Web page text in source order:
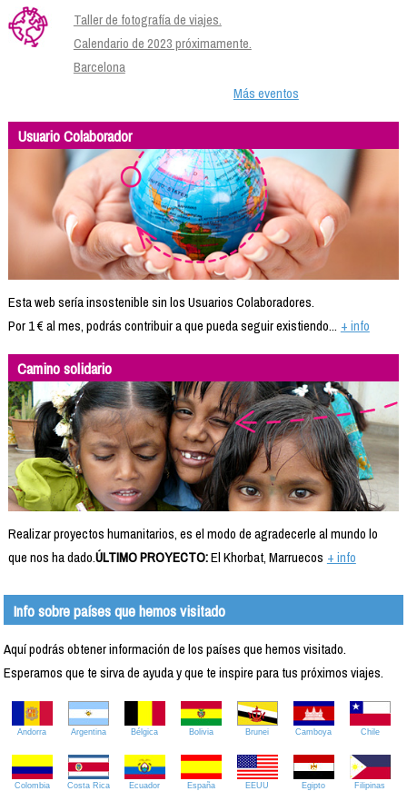
Taller de fotografía de viajes.
Calendario de 2023 próximamente.
Barcelona
Más eventos
Usuario Colaborador
Esta web sería insostenible sin los Usuarios Colaboradores.
Por 1 € al mes, podrás contribuir a que pueda seguir existiendo... + info
Camino solidario
Realizar proyectos humanitarios, es el modo de agradecerle al mundo lo
que nos ha dado.ÚLTIMO PROYECTO:El Khorbat, Marruecos + info
Info sobre países que hemos visitado
Aquí podrás obtener información de los países que hemos visitado.
Esperamos que te sirva de ayuda y que te inspire para tus próximos viajes.
Andorra Argentina Bélgica Bolivia Brunei Camboya Chile
Colombia Costa Rica Ecuador España EEUU Egipto Filipinas